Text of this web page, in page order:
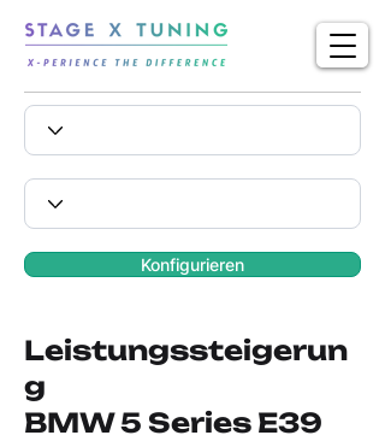
Konfigurieren
Leistungssteigerun
g
BMW 5 Series E39